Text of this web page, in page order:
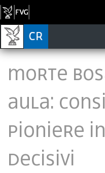
MORTE
AULA:
PIONIERE
DECISIVI